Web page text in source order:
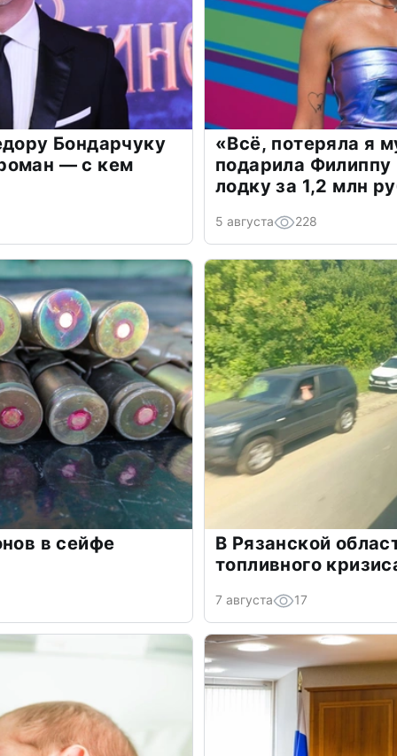
Бондарчуку
— с кем
«Всё, потеряла я
подарила
лодку за 1,2 млн
5 августа 228
в сейфе
В Рязанской
топливного
7 августа 17